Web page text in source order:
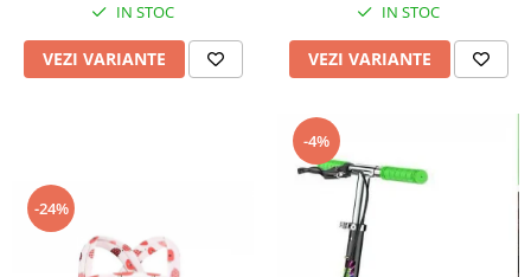
IN STOC
VEZI VARIANTE
IN STOC
VEZI VARIANTE
-24%
-4%